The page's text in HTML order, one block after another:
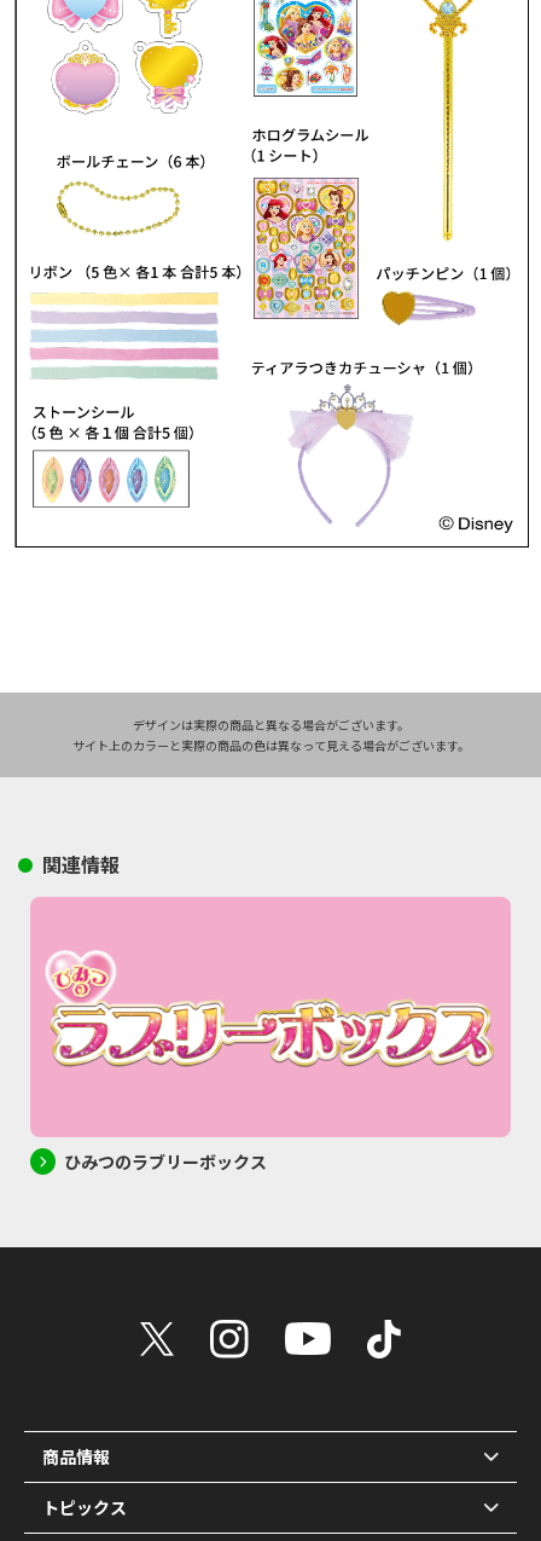
デザインは実際の商品と異なる場合がございます。
サイト上のカラーと実際の商品の色は異なって見える場合がございます。
関連情報
ひみつのラブリーボックス
商品情報
トピックス